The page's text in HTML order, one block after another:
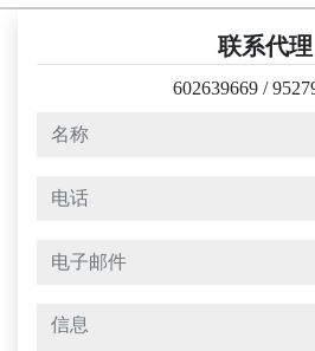
联系代理
602639669 /
名称
电话
电子邮件
信息